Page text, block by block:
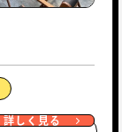
詳しく見る